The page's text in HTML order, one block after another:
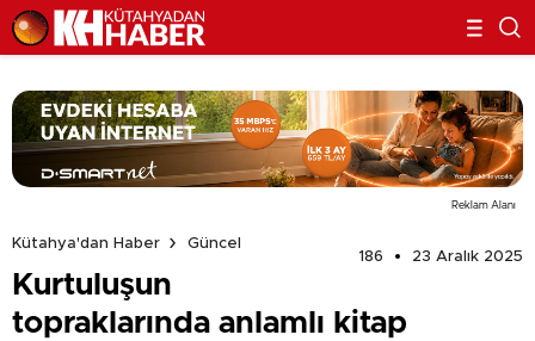
Reklam Alanı
Kütahya'dan Haber
Güncel
186
23 Aralık 2025
Kurtuluşun
topraklarında anlamlı kitap